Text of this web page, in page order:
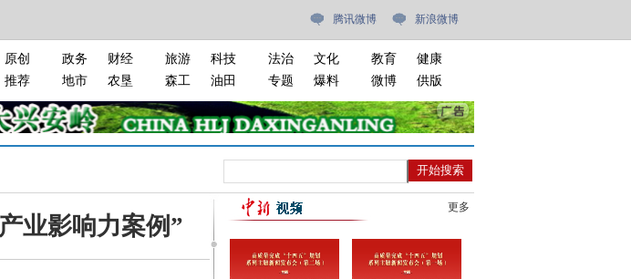
腾讯微博 新浪微博
原创
推荐
政务
财经
地市
农垦
旅游
科技
森工
油田
法治
文化
专题
爆料
教育
健康
微博
供版
业影响力案例”
更多